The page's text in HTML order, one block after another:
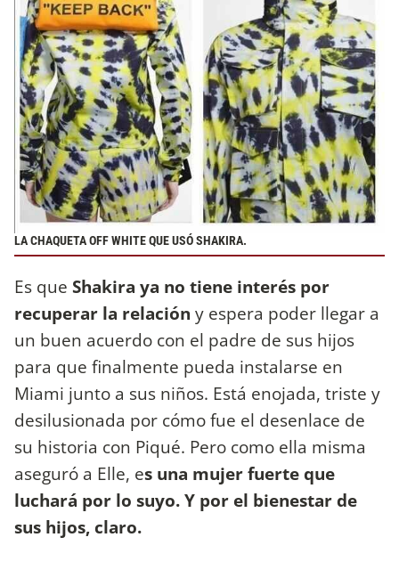
LA CHAQUETA OFF WHITE QUE USÓ SHAKIRA.
Es que Shakira ya no tiene interés por
recuperar la relación y espera poder llegar a
un buen acuerdo con el padre de sus hijos
para que finalmente pueda instalarse en
Miami junto a sus niños. Está enojada, triste y
desilusionada por cómo fue el desenlace de
su historia con Piqué. Pero como ella misma
aseguró a Elle, es una mujer fuerte que
luchará por lo suyo. Y por el bienestar de
sus hijos, claro.